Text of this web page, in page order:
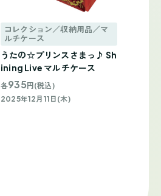
コレクション／収納用品／マ
ルチケース
うたの☆プリンスさまっ♪ Sh
ining Live マルチケース
各935 円(税込)
2025年12月11日(木)